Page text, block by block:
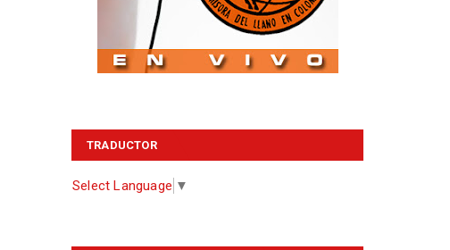
TRADUCTOR
Select Language ▼